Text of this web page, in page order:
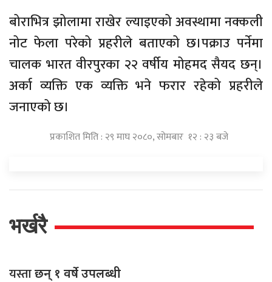
बोराभित्र झोलामा राखेर ल्याइएको अवस्थामा नक्कली
नोट फेला परेको प्रहरीले बताएको छ।पक्राउ पर्नेमा
चालक भारत वीरपुरका २२ वर्षीय मोहमद सैयद छन्।
अर्का व्यक्ति एक व्यक्ति भने फरार रहेको प्रहरीले
जनाएको छ।
प्रकाशित मिति : २९ माघ २०८०, सोमबार १२ : २३ बजे
भर्खरै
यस्ताछन् १ वर्षे उपलब्धी